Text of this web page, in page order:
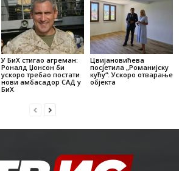
У БиХ стигао агреман:
Роналд Џонсон би
ускоро требао постати
нови амбасадор САД у
БиХ
Цвијановићева
посјетила „Романијску
кућу“: Ускоро отварање
објекта